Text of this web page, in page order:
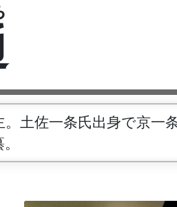
土佐一条氏出身で京